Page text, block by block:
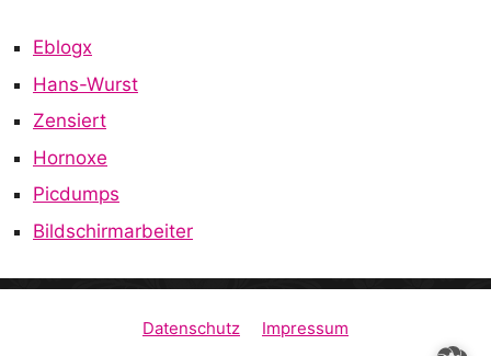
Eblogx
Hans-Wurst
Zensiert
Hornoxe
Picdumps
Bildschirmarbeiter
Datenschutz Impressum